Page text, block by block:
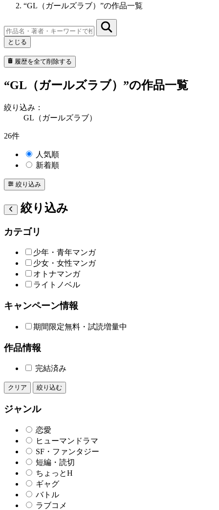
“GL（ガールズラブ）”の作品一覧
とじる
履歴を全て削除する
“GL（ガールズラブ）”の作品一覧
絞り込み：
GL（ガールズラブ）
26件
人気順
新着順
絞り込み
絞り込み
カテゴリ
少年・青年マンガ
少女・女性マンガ
オトナマンガ
ライトノベル
キャンペーン情報
期間限定無料・試読増量中
作品情報
完結済み
クリア 絞り込む
ジャンル
恋愛
ヒューマンドラマ
SF・ファンタジー
短編・読切
ちょっとH
ギャグ
バトル
ラブコメ